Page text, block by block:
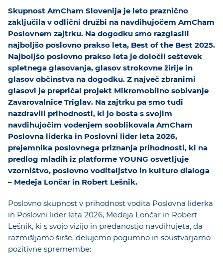
NOVICE
KONTAKT
GALERIJA
Želimo postati član
Skupnost AmCham Slovenija je leto praznično
zaključila v odlični družbi na navdihujočem AmCham
Poslovnem zajtrku. Na dogodku smo razglasili
najboljšo poslovno prakso leta, Best of the Best 2025.
Najboljšo poslovno prakso leta je določil seštevek
spletnega glasovanja, glasov strokovne žirije in
glasov občinstva na dogodku. Z največ zbranimi
glasovi je prepričal projekt Mikromobilno sobivanje
Zavarovalnice Triglav. Na zajtrku pa smo tudi
nazdravili prihodnosti, ki jo bosta s svojim
navdihujočim vodenjem sooblikovala AmCham
Poslovna liderka in Poslovni lider leta 2026,
prejemnika poslovnega priznanja prihodnosti, ki na
predlog mladih iz platforme YOUNG osvetljuje
vzorništvo, poslovno voditeljstvo in kulturo dialoga
– Medeja Lončar in Robert Lešnik.
Poslovno skupnost v prihodnost vodita Poslovna liderka
in Poslovni lider leta 2026, Medeja Lončar in Robert
Lešnik, ki s svojo vizijo in predanostjo navdihujeta, da
razmišljamo širše, delujemo pogumno in soustvarjamo
pozitivne spremembe: